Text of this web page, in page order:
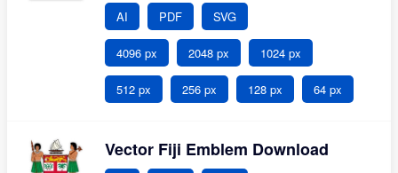
AI PDF SVG
4096 px 2048 px 1024 px
512 px 256 px 128 px 64 px
Vector Fiji Emblem Download